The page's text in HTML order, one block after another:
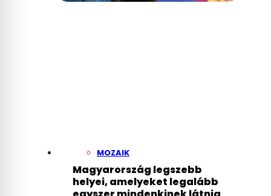
MOZAIK
Magyarország legszebb
helyei, amelyeket legalább